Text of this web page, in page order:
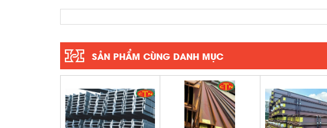
SẢN PHẨM CÙNG DANH MỤC